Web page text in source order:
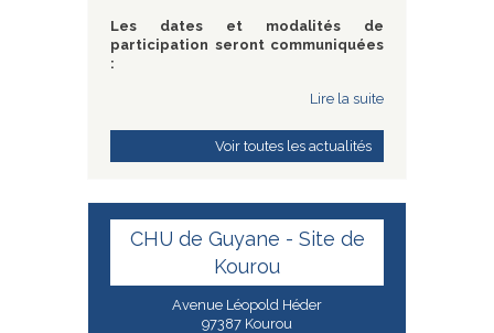
Les dates et modalités de
participation seront communiquées
:
Lire la suite
Voir toutes les actualités
CHU de Guyane - Site de
Kourou
Avenue Léopold Héder
97387 Kourou